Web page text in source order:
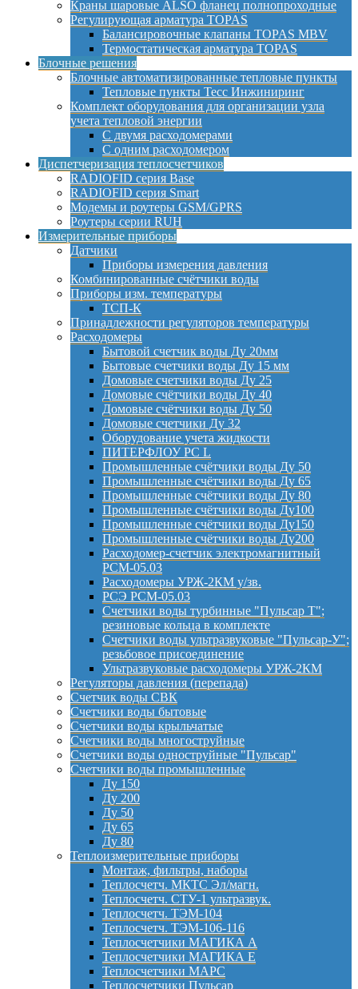
Краны шаровые ALSO фланец полнопроходные
Регулирующая арматура TOPAS
Балансировочные клапаны TOPAS MBV
Термостатическая арматура TOPAS
Блочные решения
Блочные автоматизированные тепловые пункты
Тепловые пункты Тесс Инжиниринг
Комплект оборудования для организации узла
учета тепловой энергии
С двумя расходомерами
С одним расходомером
Диспетчеризация теплосчетчиков
RADIOFID серия Base
RADIOFID серия Smart
Модемы и роутеры GSM/GPRS
Роутеры серии RUH
Измерительные приборы
Датчики
Приборы измерения давления
Комбинированные счётчики воды
Приборы изм. температуры
ТСП-К
Принадлежности регуляторов температуры
Расходомеры
Бытовой счетчик воды Ду 20мм
Бытовые счетчики воды Ду 15 мм
Домовые счетчики воды Ду 25
Домовые счётчики воды Ду 40
Домовые счётчики воды Ду 50
Домовые счетчики Ду 32
Оборудование учета жидкости
ПИТЕРФЛОУ РС L
Промышленные счётчики воды Ду 50
Промышленные счётчики воды Ду 65
Промышленные счётчики воды Ду 80
Промышленные счётчики воды Ду100
Промышленные счётчики воды Ду150
Промышленные счётчики воды Ду200
Расходомер-счетчик электромагнитный
РСМ-05.03
Расходомеры УРЖ-2КМ у/зв.
РСЭ РСМ-05.03
Счетчики воды турбинные "Пульсар Т";
резиновые кольца в комплекте
Счетчики воды ультразвуковые "Пульсар-У";
резьбовое присоединение
Ультразвуковые расходомеры УРЖ-2КМ
Регуляторы давления (перепада)
Счетчик воды СВК
Счетчики воды бытовые
Счетчики воды крыльчатые
Счетчики воды многоструйные
Счетчики воды одноструйные "Пульсар"
Счетчики воды промышленные
Ду 150
Ду 200
Ду 50
Ду 65
Ду 80
Теплоизмерительные приборы
Монтаж, фильтры, наборы
Теплосчетч. МКТС Эл/магн.
Теплосчетч. СТУ-1 ультразвук.
Теплосчетч. ТЭМ-104
Теплосчетч. ТЭМ-106-116
Теплосчетчики МАГИКА А
Теплосчетчики МАГИКА Е
Теплосчетчики МАРС
Теплосчетчики Пульсар